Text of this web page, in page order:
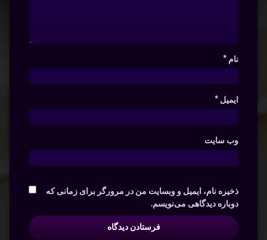
نام *
ایمیل *
وب‌ سایت
ذخیره نام، ایمیل و وبسایت من در مرورگر برای زمانی که
دوباره دیدگاهی می‌نویسم.